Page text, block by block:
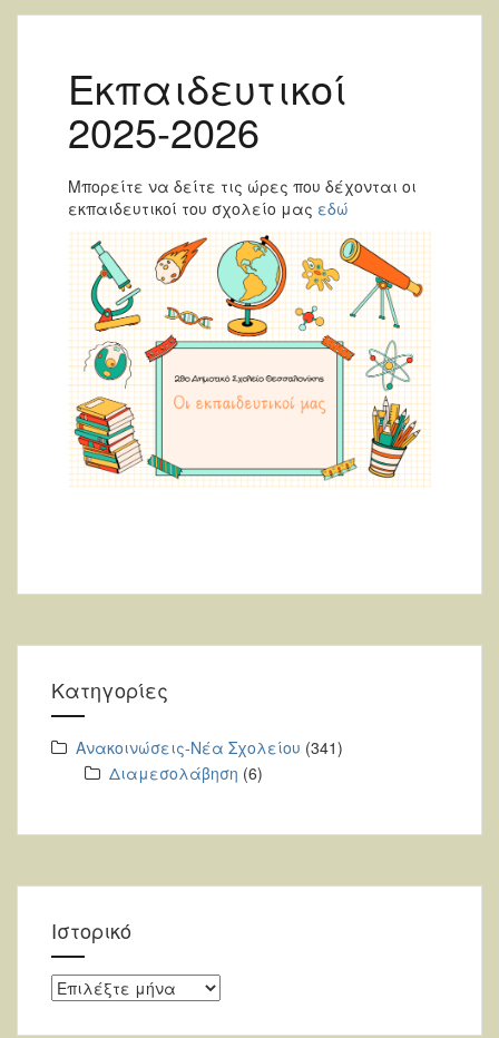
Εκπαιδευτικοί
2025-2026
Μπορείτε να δείτε τις ώρες που δέχονται οι
εκπαιδευτικοί του σχολείο μας εδώ
Kατηγορίες
Ανακοινώσεις-Νέα Σχολείου (341)
Διαμεσολάβηση (6)
Ιστορικό
Ιστορικό